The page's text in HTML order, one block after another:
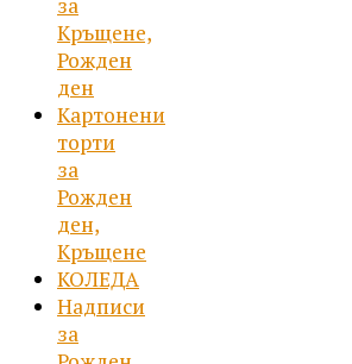
Кръщене,
Рожден
ден
Картонени
торти
за
Рожден
ден,
Кръщене
КОЛЕДА
Надписи
за